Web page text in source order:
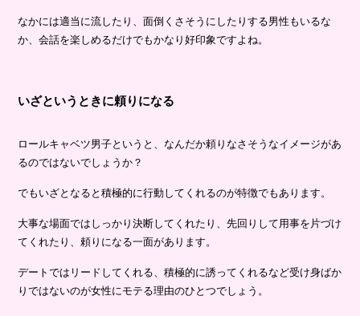
なかには適当に流したり、面倒くさそうにしたりする男性もいるな
か、会話を楽しめるだけでもかなり好印象ですよね。
いざというときに頼りになる
ロールキャベツ男子というと、なんだか頼りなさそうなイメージがあ
るのではないでしょうか？
でもいざとなると積極的に行動してくれるのが特徴でもあります。
大事な場面ではしっかり決断してくれたり、先回りして用事を片づけ
てくれたり、頼りになる一面があります。
デートではリードしてくれる、積極的に誘ってくれるなど受け身ばか
りではないのが女性にモテる理由のひとつでしょう。